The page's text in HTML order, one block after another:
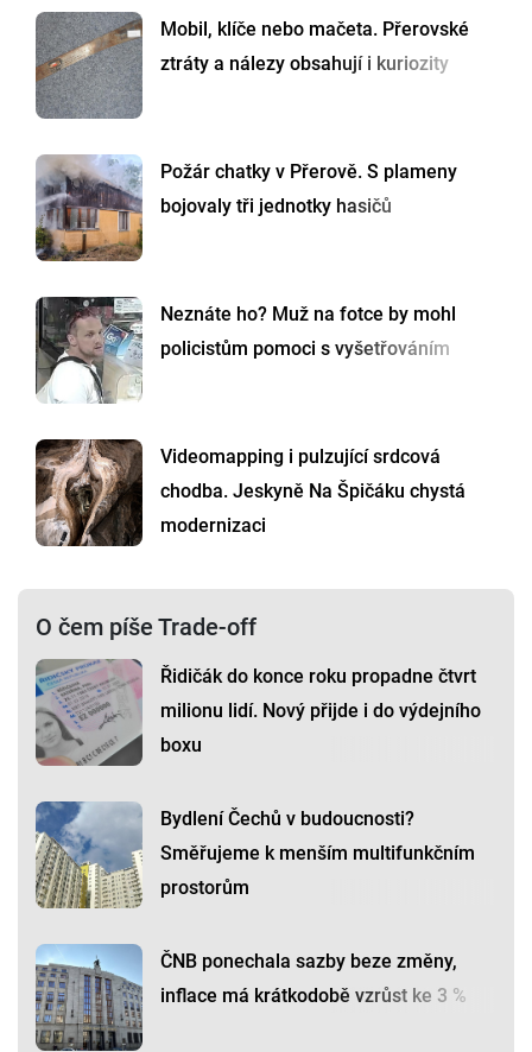
Mobil, klíče nebo mačeta. Přerovské
ztráty a nálezy obsahují i kuriozity
Požár chatky v Přerově. S plameny
bojovaly tři jednotky hasičů
Neznáte ho? Muž na fotce by mohl
policistům pomoci s vyšetřováním
Videomapping i pulzující srdcová
chodba. Jeskyně Na Špičáku chystá
modernizaci
O čem píše Trade-off
Řidičák do konce roku propadne čtvrt
milionu lidí. Nový přijde i do výdejního
boxu
Bydlení Čechů v budoucnosti?
Směřujeme k menším multifunkčním
prostorům
ČNB ponechala sazby beze změny,
inflace má krátkodobě vzrůst ke 3 %